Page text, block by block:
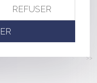
158 159 160 ... > >>
REFUSER